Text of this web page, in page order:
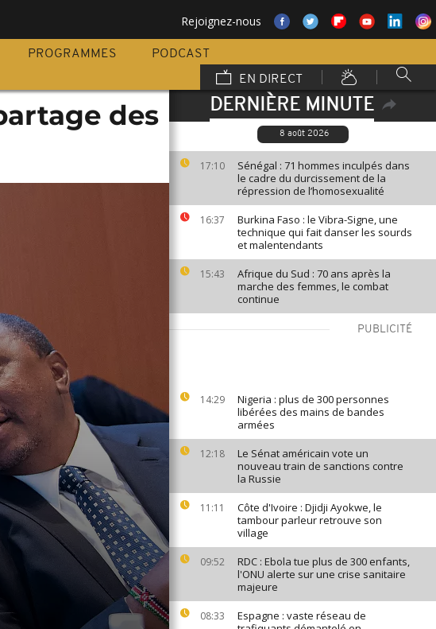
Rejoignez-nous
PROGRAMMES
PODCAST
EN DIRECT
DERNIÈRE MINUTE
8 août 2026
17:10
Sénégal : 71 hommes inculpés dans
le cadre du durcissement de la
répression de l’homosexualité
16:37
Burkina Faso : le Vibra-Signe, une
technique qui fait danser les sourds
et malentendants
15:43
Afrique du Sud : 70 ans après la
marche des femmes, le combat
continue
PUBLICITÉ
14:29
Nigeria : plus de 300 personnes
libérées des mains de bandes
armées
12:18
Le Sénat américain vote un
nouveau train de sanctions contre
la Russie
11:11
Côte d'Ivoire : Djidji Ayokwe, le
tambour parleur retrouve son
village
09:52
RDC : Ebola tue plus de 300 enfants,
l'ONU alerte sur une crise sanitaire
majeure
08:33
Espagne : vaste réseau de
des